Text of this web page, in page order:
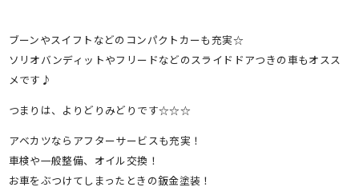
ブーンやスイフトなどのコンパクトカーも充実☆
ソリオバンディットやフリードなどのスライドドアつきの車もオスス
メです♪
つまりは、よりどりみどりです☆☆☆
アベカツならアフターサービスも充実！
車検や一般整備、オイル交換！
お車をぶつけてしまったときの鈑金塗装！